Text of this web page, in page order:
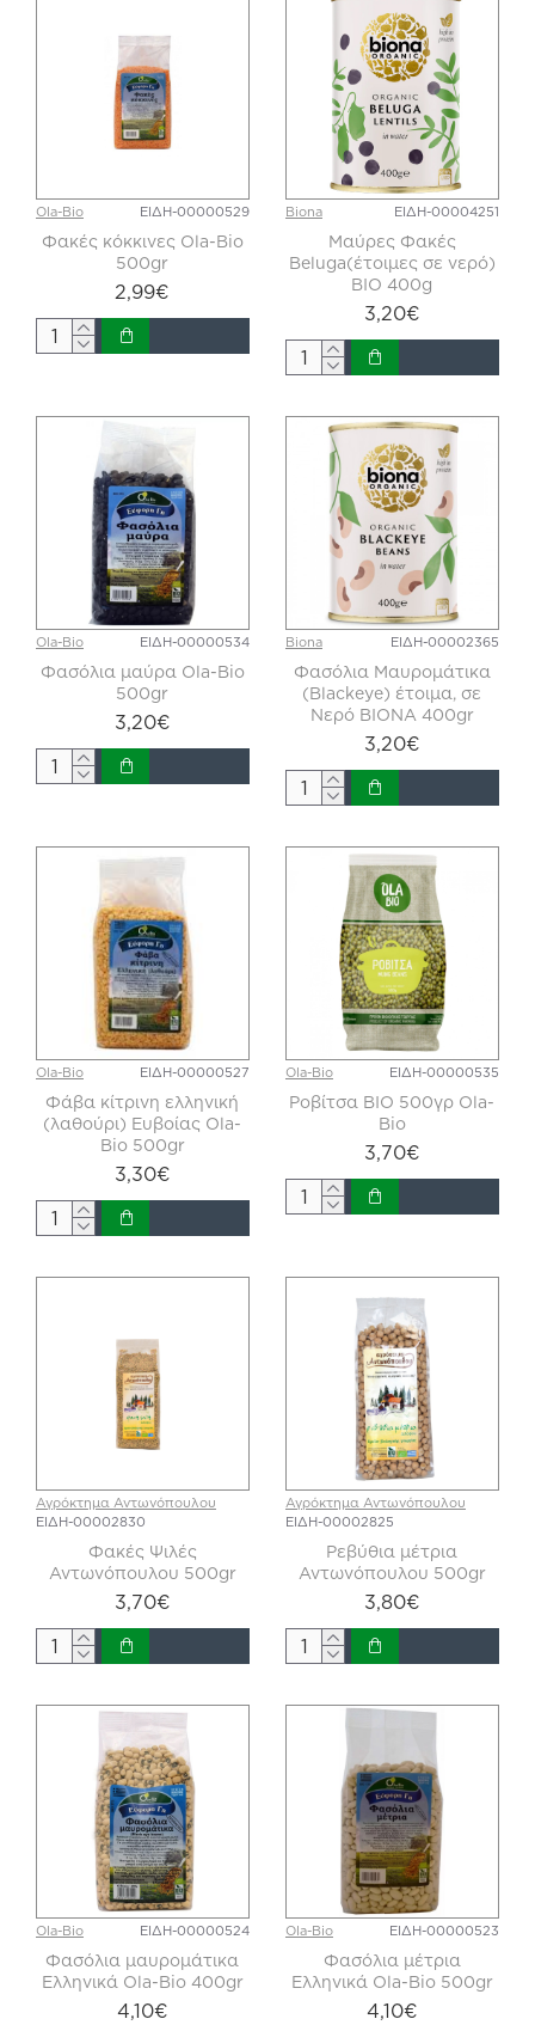
Ola-Bio ΕΙΔΗ-00000529
Φακές κόκκινες Ola-Bio
500gr
2,99€
Biona ΕΙΔΗ-00004251
Μαύρες Φακές
Beluga(έτοιμες σε νερό)
BIO 400g
3,20€
Ola-Bio ΕΙΔΗ-00000534
Φασόλια μαύρα Ola-Bio
500gr
3,20€
Biona ΕΙΔΗ-00002365
Φασόλια Μαυρομάτικα
(Blackeye) έτοιμα, σε
Νερό BIONA 400gr
3,20€
Ola-Bio ΕΙΔΗ-00000527
Φάβα κίτρινη ελληνική
(λαθούρι) Ευβοίας Ola-
Bio 500gr
3,30€
Ola-Bio ΕΙΔΗ-00000535
Ροβίτσα ΒΙΟ 500γρ Ola-
Bio
3,70€
Αγρόκτημα Αντωνόπουλου
ΕΙΔΗ-00002830
Φακές Ψιλές
Αντωνόπουλου 500gr
3,70€
Αγρόκτημα Αντωνόπουλου
ΕΙΔΗ-00002825
Ρεβύθια μέτρια
Αντωνόπουλου 500gr
3,80€
Ola-Bio ΕΙΔΗ-00000524
Φασόλια μαυρομάτικα
Ελληνικά Ola-Bio 400gr
4,10€
Ola-Bio ΕΙΔΗ-00000523
Φασόλια μέτρια
Ελληνικά Ola-Bio 500gr
4,10€